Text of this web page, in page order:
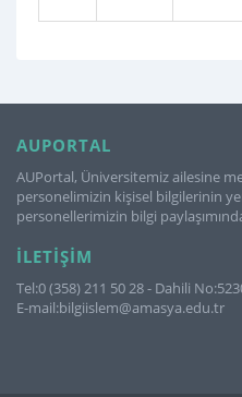
AUPORTAL
AUPortal, Üniversitemiz ailesine
personelimizin kişisel bilgilerinin
personellerimizin bilgi
İLETIŞIM
Tel:0 (358) 211 50 28 - Dahili
E-mail:bilgiislem@amasya.edu.tr